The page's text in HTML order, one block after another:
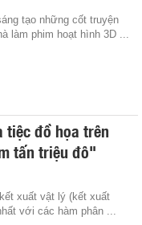
tạo những cốt truyện
làm phim hoạt hình 3D ...
tiệc đồ họa trên
tấn triệu đô"
xuất vật lý (kết xuất
với các hàm phân ...